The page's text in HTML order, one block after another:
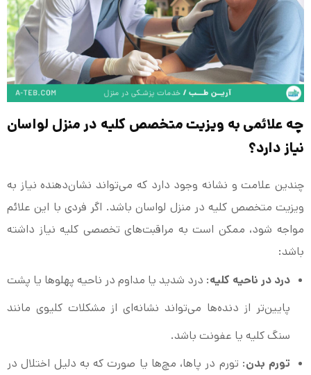
چه علائمی به ویزیت متخصص کلیه در منزل لواسان
نیاز دارد؟
چندین علامت و نشانه وجود دارد که می‌تواند نشان‌دهنده نیاز به
ویزیت متخصص کلیه در منزل لواسان باشد. اگر فردی با این علائم
مواجه شود، ممکن است به مراقبت‌های تخصصی کلیه نیاز داشته
باشد:
درد در ناحیه کلیه: درد شدید یا مداوم در ناحیه پهلوها یا پشت
پایین‌تر از دنده‌ها می‌تواند نشانه‌ای از مشکلات کلیوی مانند
سنگ کلیه یا عفونت باشد.
تورم بدن: تورم در پاها، مچ‌ها یا صورت که به دلیل اختلال در